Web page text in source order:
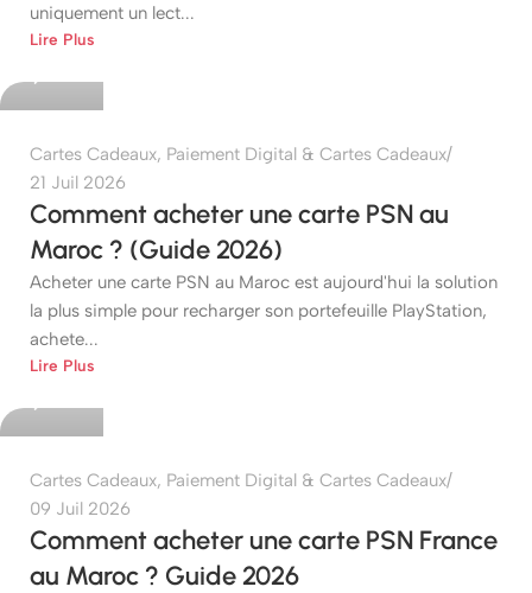
uniquement un lect...
Lire Plus
etshop
Cartes Cadeaux, Paiement Digital & Cartes Cadeaux
21 Juil 2026
Comment acheter une carte PSN au
Maroc ? (Guide 2026)
Acheter une carte PSN au Maroc est aujourd'hui la solution
la plus simple pour recharger son portefeuille PlayStation,
achete...
Lire Plus
etshop
Cartes Cadeaux, Paiement Digital & Cartes Cadeaux
09 Juil 2026
Comment acheter une carte PSN France
au Maroc ? Guide 2026